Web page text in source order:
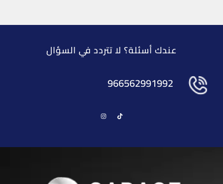
عندك أسئلة؟ لا تتردد في السؤال
966562991992